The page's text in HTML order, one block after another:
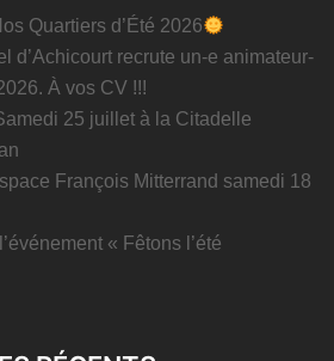
Quartiers d’Été 2026
d’Achicourt recrute un-e animateur-
À vos CV !!!
25 juillet à la Citadelle
François Mitterrand samedi 18
« Fêtons l’été